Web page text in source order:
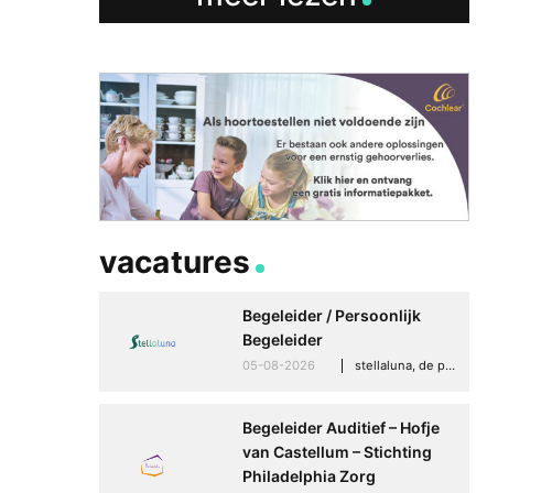
meer zelfvertrouwen: hoe
Speaksee Imelda helpt om te
groeien in haar werk
vacatures
Begeleider / Persoonlijk
Begeleider
05-08-2026 stellaluna, de punt (drenthe)
Begeleider Auditief – Hofje
van Castellum – Stichting
Philadelphia Zorg